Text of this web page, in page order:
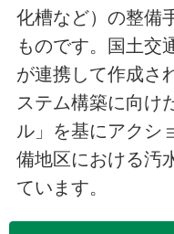
化槽など）の整備
ものです。国土交
が連携して作成さ
ステム構築に向け
ル」を基にアクシ
備地区における汚
ています。